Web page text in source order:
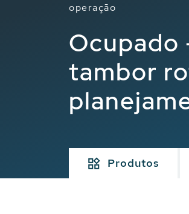
operação
Ocupado
tambor
Produtos